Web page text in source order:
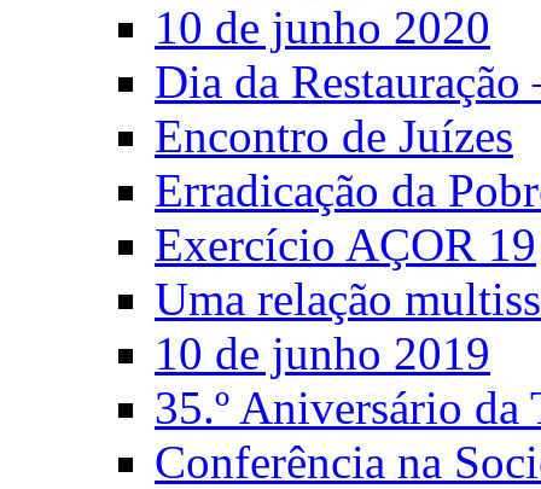
10 de junho 2020
Dia da
Encontro de Juízes
Erradicação da
Exercício AÇOR 19
Uma relação
10 de junho 2019
35.º Aniversário
Conferência na